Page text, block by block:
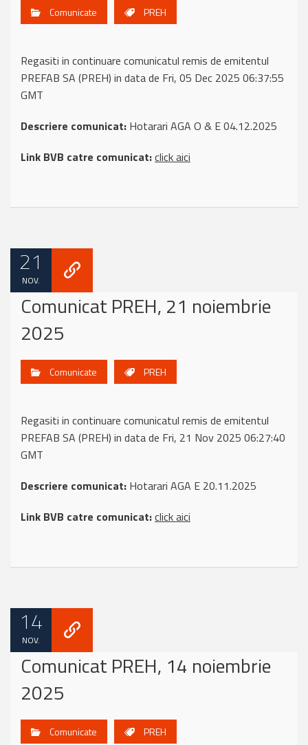
Comunicate PREH
Regasiti in continuare comunicatul remis de emitentul
PREFAB SA (PREH) in data de Fri, 05 Dec 2025 06:37:55
GMT
Descriere comunicat: Hotarari AGA O & E 04.12.2025
Link BVB catre comunicat:click aici
21
NOV.
Comunicat PREH, 21 noiembrie
2025
Comunicate PREH
Regasiti in continuare comunicatul remis de emitentul
PREFAB SA (PREH) in data de Fri, 21 Nov 2025 06:27:40
GMT
Descriere comunicat: Hotarari AGA E 20.11.2025
Link BVB catre comunicat:click aici
14
NOV.
Comunicat PREH, 14 noiembrie
2025
Comunicate PREH